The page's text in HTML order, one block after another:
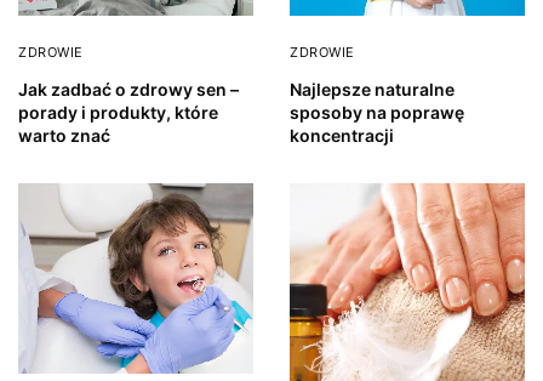
ZDROWIE
Jak zadbać o zdrowy sen –
porady i produkty, które
warto znać
ZDROWIE
Najlepsze naturalne
sposoby na poprawę
koncentracji